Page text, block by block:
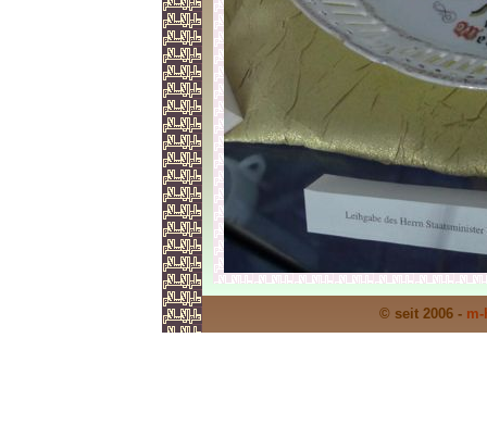
© seit 2006 -